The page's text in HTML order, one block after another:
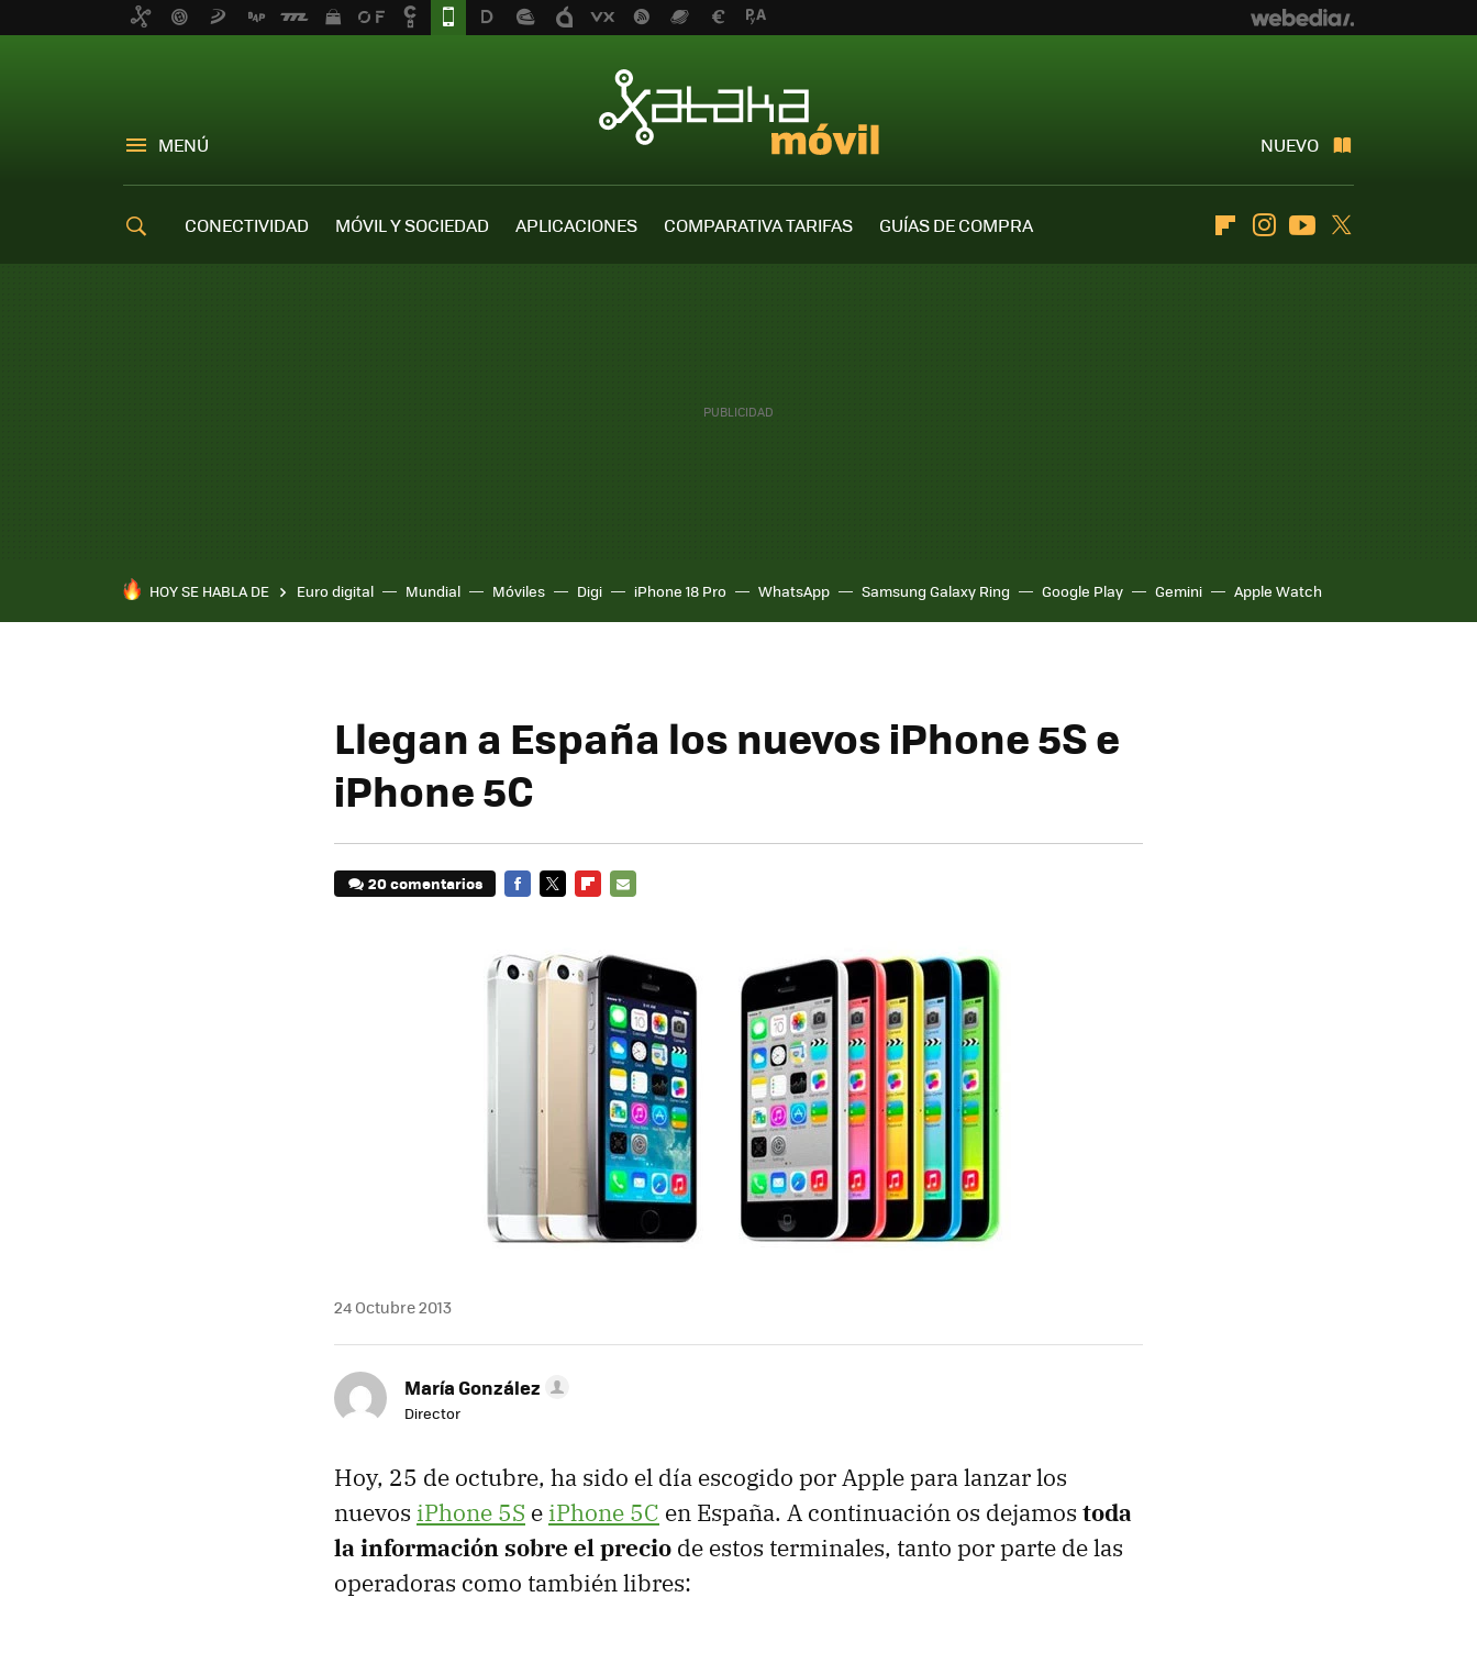
MENÚ NUEVO
CONECTIVIDAD MÓVIL Y SOCIEDAD APLICACIONES COMPARATIVA TARIFAS
GUÍAS DE COMPRA
FlipboardInstagramYoutube
HOY SE HABLA DE Euro digital Mundial Móviles Digi iPhone 18 Pro WhatsApp Samsung Galaxy Ring Google Play Gemini Apple Watch
Llegan a España los nuevos iPhone 5S e
iPhone 5C
20 comentarios
24 Octubre 2013
María González
Director
Hoy, 25 de octubre, ha sido el día escogido por Apple para lanzar los
nuevos iPhone 5S e iPhone 5C en España. A continuación os dejamos toda
la información sobre el precio de estos terminales, tanto por parte de las
operadoras como también libres: